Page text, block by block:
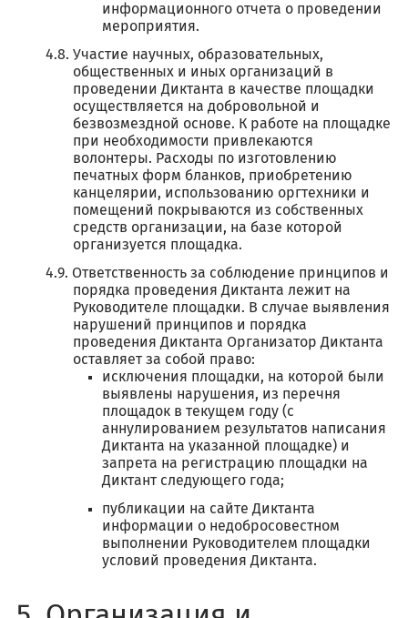
информационного отчета о проведении
мероприятия.
Участие научных, образовательных,
общественных и иных организаций в
проведении Диктанта в качестве площадки
осуществляется на добровольной и
безвозмездной основе. К работе на площадке
при необходимости привлекаются
волонтеры. Расходы по изготовлению
печатных форм бланков, приобретению
канцелярии, использованию оргтехники и
помещений покрываются из собственных
средств организации, на базе которой
организуется площадка.
Ответственность за соблюдение принципов и
порядка проведения Диктанта лежит на
Руководителе площадки. В случае выявления
нарушений принципов и порядка
проведения Диктанта Организатор Диктанта
оставляет за собой право:
исключения площадки, на которой были
выявлены нарушения, из перечня
площадок в текущем году (с
аннулированием результатов написания
Диктанта на указанной площадке) и
запрета на регистрацию площадки на
Диктант следующего года;
публикации на сайте Диктанта
информации о недобросовестном
выполнении Руководителем площадки
условий проведения Диктанта.